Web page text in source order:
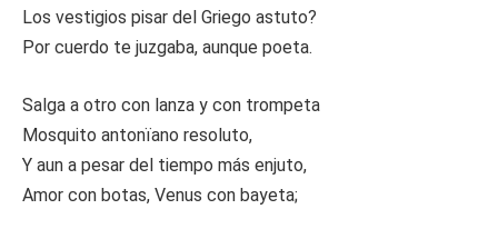
Los vestigios pisar del Griego astuto?
Por cuerdo te juzgaba, aunque poeta.
Salga a otro con lanza y con trompeta
Mosquito antonïano resoluto,
Y aun a pesar del tiempo más enjuto,
Amor con botas, Venus con bayeta;